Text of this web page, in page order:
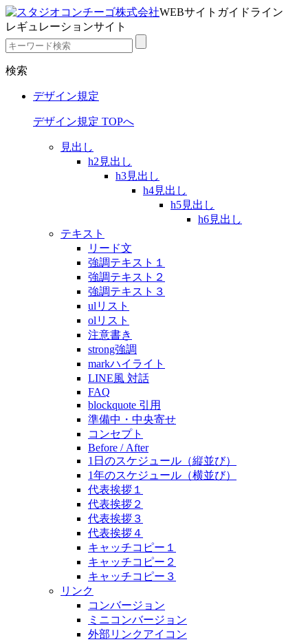
WEBサイトガイドライン
レギュレーションサイト
検索
デザイン規定
デザイン規定 TOPへ
見出し
h2見出し
h3見出し
h4見出し
h5見出し
h6見出し
テキスト
リード文
強調テキスト１
強調テキスト２
強調テキスト３
ulリスト
olリスト
注意書き
strong強調
markハイライト
LINE風 対話
FAQ
blockquote 引用
準備中・中央寄せ
コンセプト
Before / After
1日のスケジュール（縦並び）
1年のスケジュール（横並び）
代表挨拶１
代表挨拶２
代表挨拶３
代表挨拶４
キャッチコピー１
キャッチコピー２
キャッチコピー３
リンク
コンバージョン
ミニコンバージョン
外部リンクアイコン